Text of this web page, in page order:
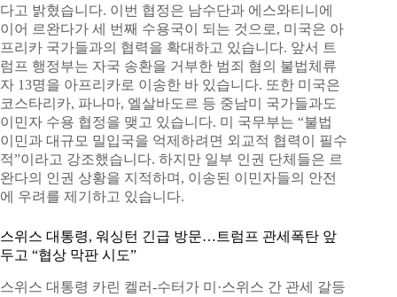
다고 밝혔습니다. 이번 협정은 남수단과 에스와티니에
이어 르완다가 세 번째 수용국이 되는 것으로, 미국은 아
프리카 국가들과의 협력을 확대하고 있습니다. 앞서 트
럼프 행정부는 자국 송환을 거부한 범죄 혐의 불법체류
자 13명을 아프리카로 이송한 바 있습니다. 또한 미국은
코스타리카, 파나마, 엘살바도르 등 중남미 국가들과도
이민자 수용 협정을 맺고 있습니다. 미 국무부는 “불법
이민과 대규모 밀입국을 억제하려면 외교적 협력이 필수
적”이라고 강조했습니다. 하지만 일부 인권 단체들은 르
완다의 인권 상황을 지적하며, 이송된 이민자들의 안전
에 우려를 제기하고 있습니다.
스위스 대통령, 워싱턴 긴급 방문…트럼프 관세폭탄 앞
두고 “협상 막판 시도”
스위스 대통령 카린 켈러-수터가 미·스위스 간 관세 갈등